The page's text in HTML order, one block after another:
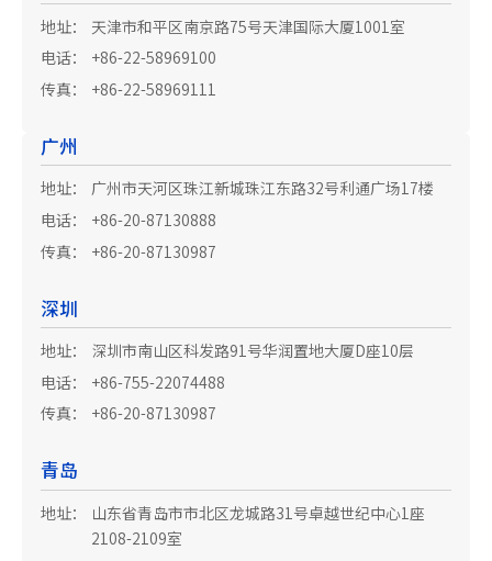
地址：
天津市和平区南京路75号天津国际大厦1001室
电话：
+86-22-58969100
传真：
+86-22-58969111
广州
地址：
广州市天河区珠江新城珠江东路32号利通广场17楼
电话：
+86-20-87130888
传真：
+86-20-87130987
深圳
地址：
深圳市南山区科发路91号华润置地大厦D座10层
电话：
+86-755-22074488
传真：
+86-20-87130987
青岛
地址：
山东省青岛市市北区龙城路31号卓越世纪中心1座
2108-2109室